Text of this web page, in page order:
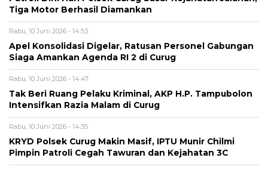
Tiga Motor Berhasil Diamankan
Rabu, 10 Juni 2026 - 14:53
Apel Konsolidasi Digelar, Ratusan Personel Gabungan
Siaga Amankan Agenda RI 2 di Curug
Rabu, 10 Juni 2026 - 14:47
Tak Beri Ruang Pelaku Kriminal, AKP H.P. Tampubolon
Intensifkan Razia Malam di Curug
Rabu, 10 Juni 2026 - 14:35
KRYD Polsek Curug Makin Masif, IPTU Munir Chilmi
Pimpin Patroli Cegah Tawuran dan Kejahatan 3C